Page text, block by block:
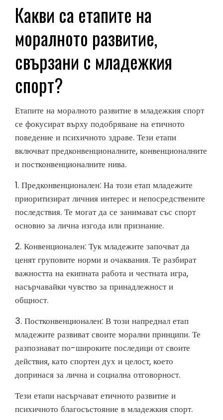
Какви са етапите на
моралното развитие,
свързани с младежкия
спорт?
Етапите на моралното развитие в младежкия спорт
се фокусират върху подобряване на етичното
поведение и психичното здраве. Тези етапи
включват предконвенционалните, конвенционалните
и постконвенционалните нива.
1. Предконвенционален: На този етап младежите
приоритизират личния интерес и непосредствените
последствия. Те могат да се занимават със спорт
основно за лична изгода или признание.
2. Конвенционален: Тук младежите започват да
ценят груповите норми и очаквания. Те разбират
важността на екипната работа и честната игра,
насърчавайки чувство за принадлежност и
общност.
3. Постконвенционален: В този напреднал етап
младежите развиват своите морални принципи. Те
разпознават по-широките последици от своите
действия, като спортен дух и целост, което
допринася за лична и социална отговорност.
Тези етапи насърчават етичното развитие и
психичното благосъстояние в младежкия спорт.